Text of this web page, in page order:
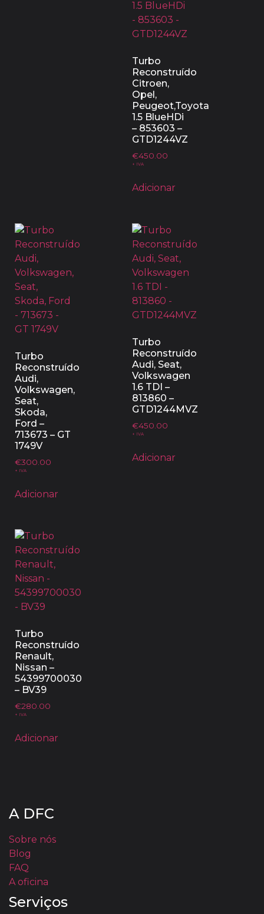
Turbo
Reconstruído
Citroen,
Opel,
Peugeot,Toyota
1.5 BlueHDi
– 853603 –
GTD1244VZ
€450.00
+ IVA
Adicionar
Turbo
Reconstruído
Audi,
Volkswagen,
Seat,
Skoda,
Ford –
713673 – GT
1749V
€300.00
+ IVA
Adicionar
Turbo
Reconstruído
Audi, Seat,
Volkswagen
1.6 TDI –
813860 –
GTD1244MVZ
€450.00
+ IVA
Adicionar
Turbo
Reconstruído
Renault,
Nissan –
54399700030
– BV39
€280.00
+ IVA
Adicionar
A DFC
Sobre nós
Blog
FAQ
A oficina
Serviços